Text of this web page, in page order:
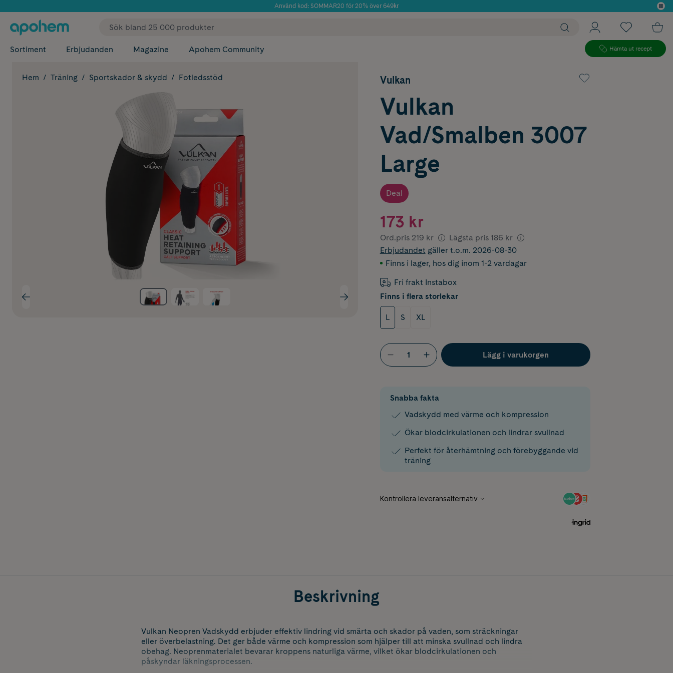
Använd kod: SOMMAR20 för 20% över 649kr
✓ Fri frakt
Sortiment Erbjudanden Magazine Apohem Community Hämta ut recept
Hem Träning Sportskador & skydd Fotledsstöd Vulkan
Vulkan
Vad/Smalben 3007
Large
Deal
173 kr
Ord.pris 219 kr Lägsta pris 186 kr
Erbjudandet gäller t.o.m. 2026-08-30
Finns i lager, hos dig inom 1-2 vardagar
Fri frakt Instabox
Finns i flera storlekar
L S XL
Lägg i varukorgen
Snabba fakta
Vadskydd med värme och kompression
Ökar blodcirkulationen och lindrar svullnad
Perfekt för återhämtning och förebyggande vid
träning
Beskrivning
Vulkan Neopren Vadskydd erbjuder effektiv lindring vid smärta och skador på vaden, som sträckningar
eller överbelastning. Det ger både värme och kompression som hjälper till att minska svullnad och lindra
obehag. Neoprenmaterialet bevarar kroppens naturliga värme, vilket ökar blodcirkulationen och
påskyndar läkningsprocessen.